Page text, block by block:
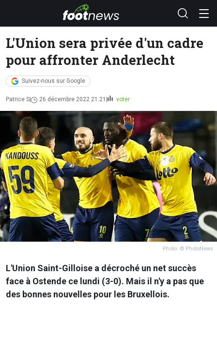
L'Union sera privée d'un cadre
pour affronter Anderlecht
Suivez-nous sur Google
Patrice S 26 décembre 2022 21:21 voter
Photo: © PhotoNews
L'Union Saint-Gilloise a décroché un net succès
face à Ostende ce lundi (3-0). Mais il n'y a pas que
des bonnes nouvelles pour les Bruxellois.